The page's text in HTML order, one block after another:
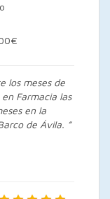
los meses de
Farmacia las
en la
de Ávila. ”